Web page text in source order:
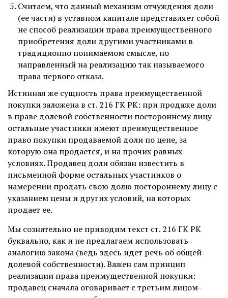
Считаем, что данный механизм отчуждения доли
(ее части) в уставном капитале представляет собой
не способ реализации права преимущественного
приобретения доли другими участниками в
традиционно понимаемом смысле, но
направленный на реализацию так называемого
права первого отказа.
Истинная же сущность права преимущественной
покупки заложена в ст. 216 ГК РК: при продаже доли
в праве долевой собственности постороннему лицу
остальные участники имеют преимущественное
право покупки продаваемой доли по цене, за
которую она продается, и на прочих равных
условиях. Продавец доли обязан известить в
письменной форме остальных участников о
намерении продать свою долю постороннему лицу с
указанием цены и других условий, на которых
продает ее.
Мы сознательно не приводим текст ст. 216 ГК РК
буквально, как и не предлагаем использовать
аналогию закона (ведь здесь идет речь об общей
долевой собственности). Важен сам принцип
реализации права преимущественной покупки:
продавец сначала оговаривает с третьим лицом-